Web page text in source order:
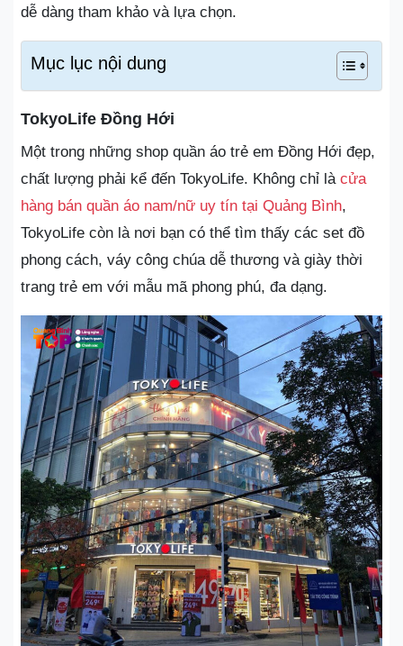
dễ dàng tham khảo và lựa chọn.
Mục lục nội dung
TokyoLife Đồng Hới
Một trong những shop quần áo trẻ em Đồng Hới đẹp,
chất lượng phải kể đến TokyoLife. Không chỉ là cửa
hàng bán quần áo nam/nữ uy tín tại Quảng Bình,
TokyoLife còn là nơi bạn có thể tìm thấy các set đồ
phong cách, váy công chúa dễ thương và giày thời
trang trẻ em với mẫu mã phong phú, đa dạng.